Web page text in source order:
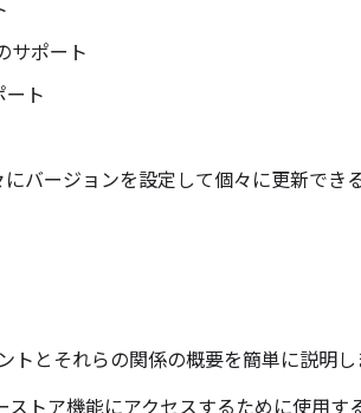
サポート
ート
バージョンを設定して個々に更新でき
トとそれらの関係の概要を簡単に説明し
ストア機能にアクセスするために使用す